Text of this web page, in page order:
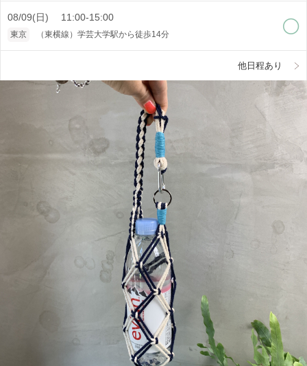
08/09(日) 11:00-15:00
東京 （東横線）学芸大学駅から徒歩14分
他日程あり